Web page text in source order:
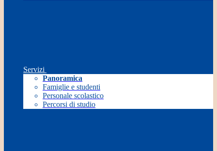
Servizi
Panoramica
Famiglie e studenti
Personale scolastico
Percorsi di studio